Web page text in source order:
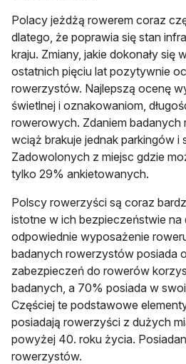
Polacy jeżdżą rowerem coraz
dlatego, że poprawia się stan
kraju. Zmiany, jakie dokonały się
ostatnich pięciu lat pozytywnie
rowerzystów. Najlepszą ocenę
świetlnej i oznakowaniom,
rowerowych. Zdaniem
wciąż brakuje jednak parkingów i
Zadowolonych z miejsc gdzie
tylko 29% ankietowanych.
Polscy rowerzyści są coraz
istotne w ich bezpieczeństwie na
odpowiednie wyposażenie
badanych rowerzystów posiada
zabezpieczeń do rowerów
badanych, a 70% posiada w
Częściej te podstawowe
posiadają rowerzyści z dużych
powyżej 40. roku życia.
rowerzystów.